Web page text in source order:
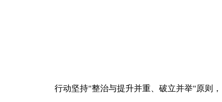
行动坚持"整治与提升并重、破立并举"原则